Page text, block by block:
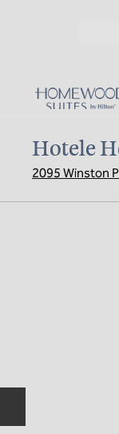
Hotele
2095 Winston